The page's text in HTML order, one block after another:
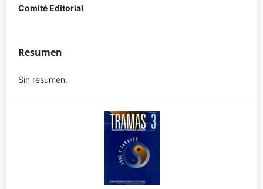
Comité Editorial
Resumen
Sin resumen.